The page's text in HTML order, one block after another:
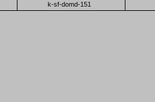
k-sf-domd-151